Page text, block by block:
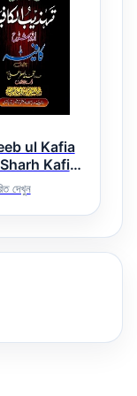
ul Kafia
Kafia
تھذیب
দেখুন